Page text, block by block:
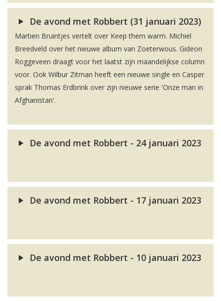
De avond met Robbert (31 januari 2023)
Martien Bruintjes vertelt over Keep them warm. Michiel
Breedveld over het nieuwe album van Zoeterwous. Gideon
Roggeveen draagt voor het laatst zijn maandelijkse column
voor. Ook Wilbur Zitman heeft een nieuwe single en Casper
sprak Thomas Erdbrink over zijn nieuwe serie 'Onze man in
Afghanistan'.
De avond met Robbert - 24 januari 2023
De avond met Robbert - 17 januari 2023
De avond met Robbert - 10 januari 2023